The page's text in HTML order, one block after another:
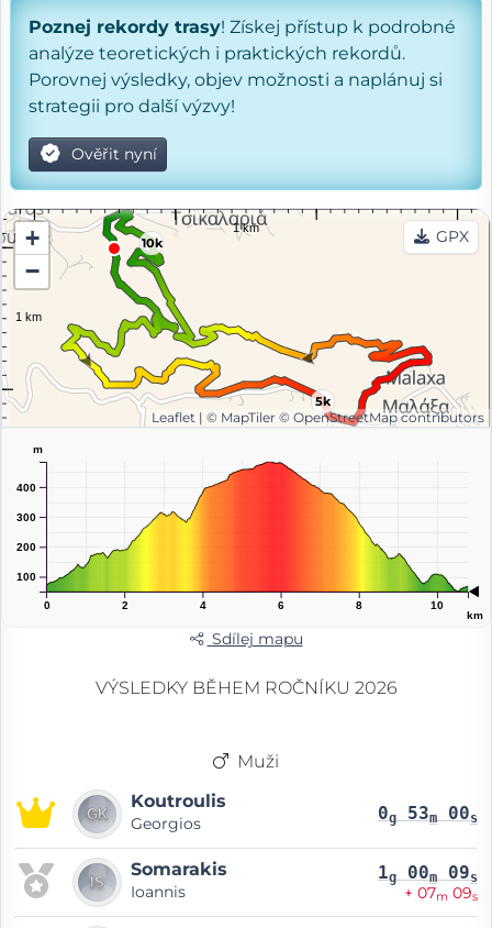
Poznej rekordy trasy! Získej přístup k podrobné
analýze teoretických i praktických rekordů.
Porovnej výsledky, objev možnosti a naplánuj si
strategii pro další výzvy!
Ověřit nyní
10k
5k
+
−
GPX
Leaflet | © MapTiler © OpenStreetMap contributors
0 2 4 6 8 10
km
100
200
300
400
m
Sdílej mapu
VÝSLEDKY BĚHEM ROČNÍKU 2026
Muži
Koutroulis
Georgios 0g 53m 00s
Somarakis
Ioannis
1g 00m 09s
+ 07m 09s